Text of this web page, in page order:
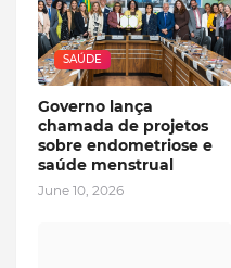
SAÚDE
Governo lança
chamada de projetos
sobre endometriose e
saúde menstrual
June 10, 2026